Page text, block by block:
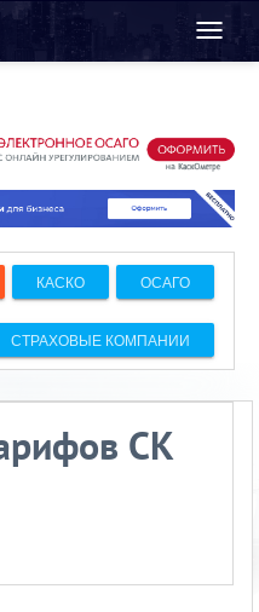
Toggle
КАСКО ОСАГО
СТРАХОВЫЕ КОМПАНИИ
СК